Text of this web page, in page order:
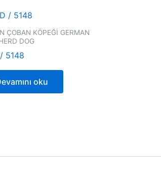
ÇOBAN KÖPEĞİ GERMAN
DOG
5148
oku